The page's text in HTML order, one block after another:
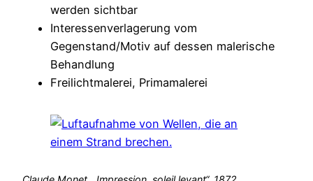
werden sichtbar
Interessenverlagerung vom
Gegenstand/Motiv auf dessen malerische
Behandlung
Freilichtmalerei, Primamalerei